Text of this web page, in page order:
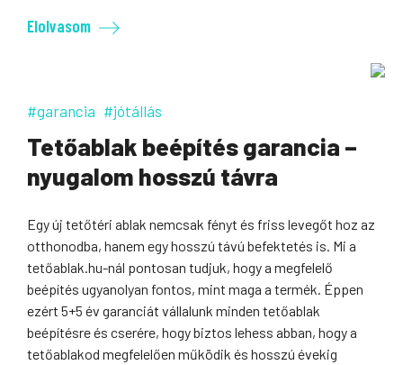
Elolvasom
#garancia #jótállás
Tetőablak beépítés garancia –
nyugalom hosszú távra
Egy új tetőtéri ablak nemcsak fényt és friss levegőt hoz az
otthonodba, hanem egy hosszú távú befektetés is. Mi a
tetőablak.hu-nál pontosan tudjuk, hogy a megfelelő
beépítés ugyanolyan fontos, mint maga a termék. Éppen
ezért 5+5 év garanciát vállalunk minden tetőablak
beépítésre és cserére, hogy biztos lehess abban, hogy a
tetőablakod megfelelően működik és hosszú évekig